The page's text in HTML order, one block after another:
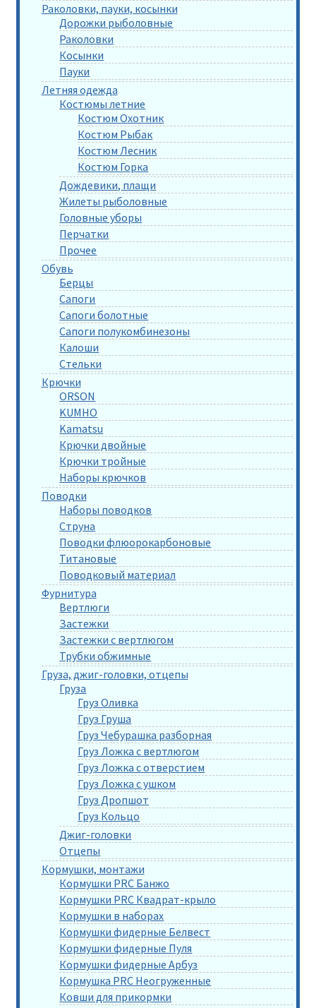
Раколовки, пауки, косынки
Дорожки рыболовные
Раколовки
Косынки
Пауки
Летняя одежда
Костюмы летние
Костюм Охотник
Костюм Рыбак
Костюм Лесник
Костюм Горка
Дождевики, плащи
Жилеты рыболовные
Головные уборы
Перчатки
Прочее
Обувь
Берцы
Сапоги
Сапоги болотные
Сапоги полукомбинезоны
Калоши
Стельки
Крючки
ORSON
KUMHO
Kamatsu
Крючки двойные
Крючки тройные
Наборы крючков
Поводки
Наборы поводков
Струна
Поводки флюорокарбоновые
Титановые
Поводковый материал
Фурнитура
Вертлюги
Застежки
Застежки с вертлюгом
Трубки обжимные
Груза, джиг-головки, отцепы
Груза
Груз Оливка
Груз Груша
Груз Чебурашка разборная
Груз Ложка с вертлюгом
Груз Ложка с отверстием
Груз Ложка с ушком
Груз Дропшот
Груз Кольцо
Джиг-головки
Отцепы
Кормушки, монтажи
Кормушки PRC Банжо
Кормушки PRC Квадрат-крыло
Кормушки в наборах
Кормушки фидерные Белвест
Кормушки фидерные Пуля
Кормушки фидерные Арбуз
Кормушка PRC Неогруженные
Ковши для прикормки